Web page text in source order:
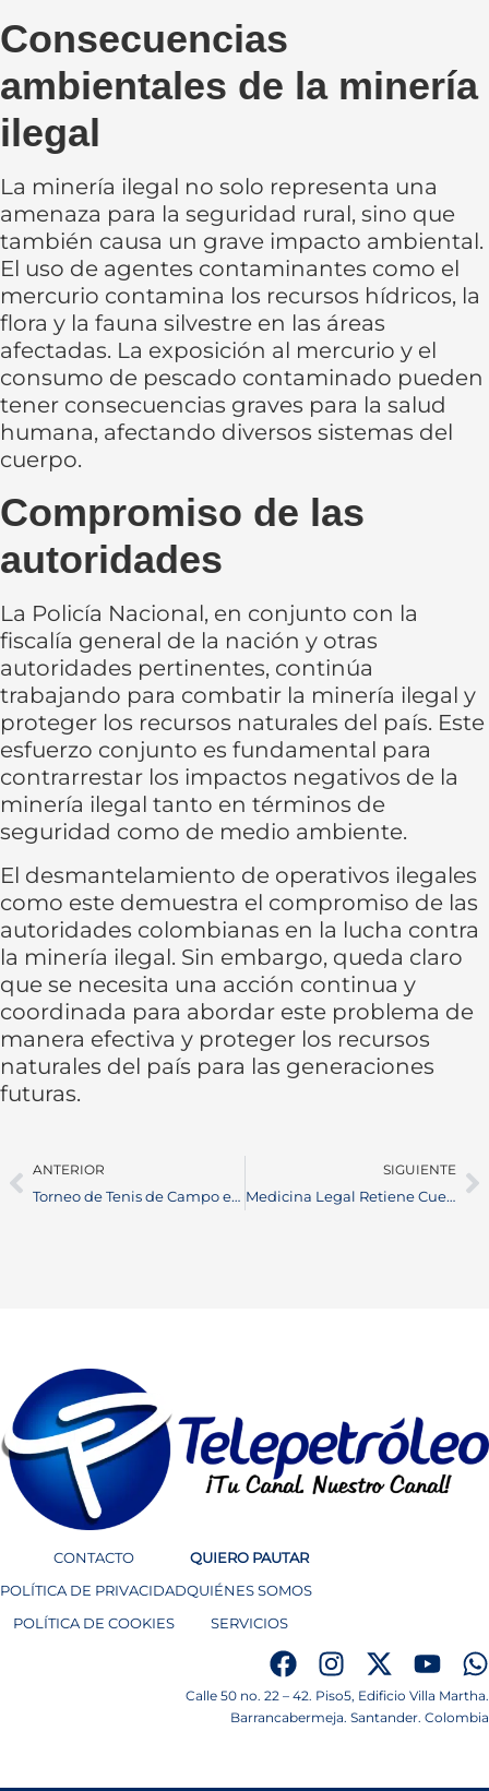
Consecuencias
ambientales de la minería
ilegal
La minería ilegal no solo representa una
amenaza para la seguridad rural, sino que
también causa un grave impacto ambiental.
El uso de agentes contaminantes como el
mercurio contamina los recursos hídricos, la
flora y la fauna silvestre en las áreas
afectadas. La exposición al mercurio y el
consumo de pescado contaminado pueden
tener consecuencias graves para la salud
humana, afectando diversos sistemas del
cuerpo.
Compromiso de las
autoridades
La Policía Nacional, en conjunto con la
fiscalía general de la nación y otras
autoridades pertinentes, continúa
trabajando para combatir la minería ilegal y
proteger los recursos naturales del país. Este
esfuerzo conjunto es fundamental para
contrarrestar los impactos negativos de la
minería ilegal tanto en términos de
seguridad como de medio ambiente.
El desmantelamiento de operativos ilegales
como este demuestra el compromiso de las
autoridades colombianas en la lucha contra
la minería ilegal. Sin embargo, queda claro
que se necesita una acción continua y
coordinada para abordar este problema de
manera efectiva y proteger los recursos
naturales del país para las generaciones
futuras.
ANTERIOR
Torneo de Tenis de Campo en Barrancabermeja: ¡Únete a la Emoción del Deporte en Aguas Claras!
SIGUIENTE
Medicina Legal Retiene Cuerpo: Madre Clama Justicia tras la Muerte de su Hijo en Barrancabermeja
CONTACTO
POLÍTICA DE PRIVACIDAD
POLÍTICA DE COOKIES
QUIERO PAUTAR
QUIÉNES SOMOS
SERVICIOS
Calle 50 no. 22 – 42. Piso5, Edificio Villa Martha.
Barrancabermeja. Santander. Colombia